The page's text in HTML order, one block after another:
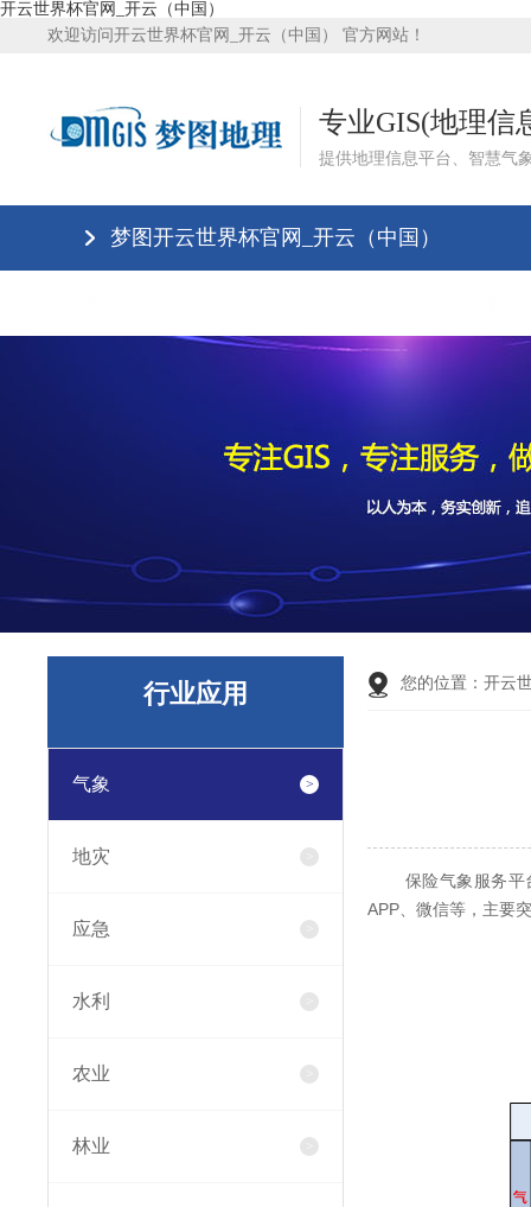
开云世界杯官网_开云（中国）
欢迎访问开云世界杯官网_开云（中国） 官方网站！
专业GIS(地理信
提供地理信息平台、智慧气
梦图开云世界杯官网_开云（中国）
行业应用
气象
地灾
应急
水利
农业
林业
您的位置： 开云
保险气象服务平台
APP、微信等，主要